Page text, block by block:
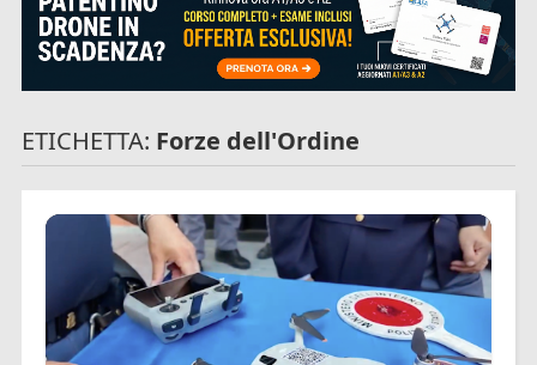
ETICHETTA: Forze dell'Ordine